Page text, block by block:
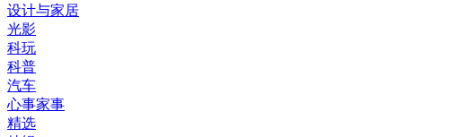
设计与家居
光影
科玩
科普
汽车
心事家事
精选